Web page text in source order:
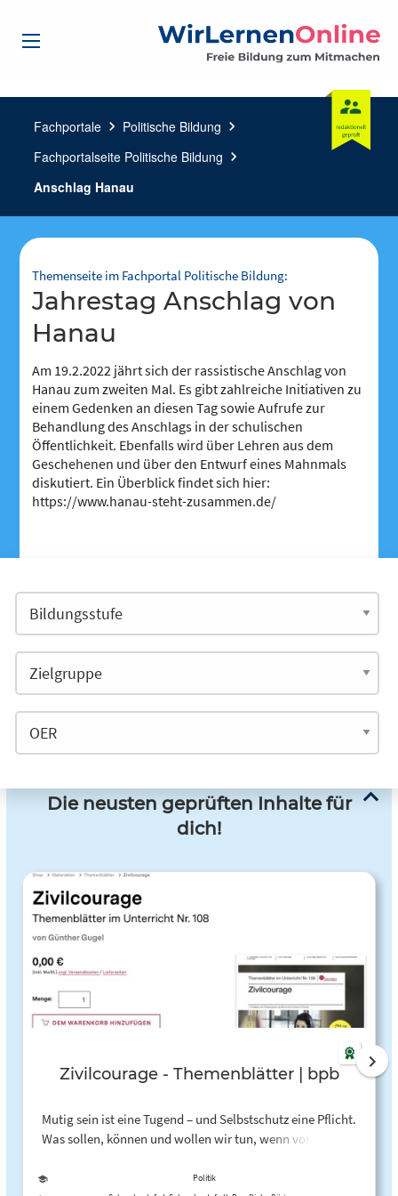
Fachportale chevron_right Politische Bildung chevron_right
Fachportalseite Politische Bildung chevron_right
Anschlag Hanau
Themenseite im Fachportal Politische Bildung:
Jahrestag Anschlag von
Hanau
Am 19.2.2022 jährt sich der rassistische Anschlag von
Hanau zum zweiten Mal. Es gibt zahlreiche Initiativen zu
einem Gedenken an diesen Tag sowie Aufrufe zur
Behandlung des Anschlags in der schulischen
Öffentlichkeit. Ebenfalls wird über Lehren aus dem
Geschehenen und über den Entwurf eines Mahnmals
diskutiert. Ein Überblick findet sich hier:
https://www.hanau-steht-zusammen.de/
Die neusten geprüften Inhalte für
dich!
Zivilcourage - Themenblätter | bpb
Mutig sein ist eine Tugend – und Selbstschutz eine Pflicht.
Was sollen, können und wollen wir tun, wenn vor unseren
psychisch? Was meint die vielbeschworene Zivilcourage
Politik